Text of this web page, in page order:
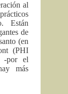
al
Están
de
(en
(PHI
-por el
más